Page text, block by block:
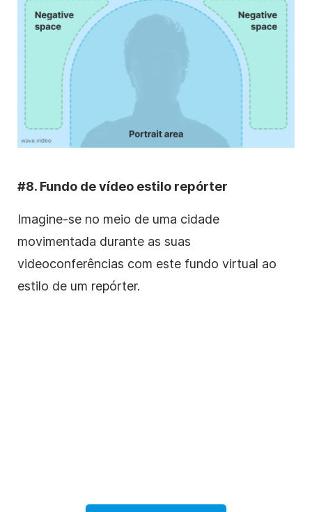
#8. Fundo de vídeo estilo repórter
Imagine-se no meio de uma cidade
movimentada durante as suas
videoconferências com este fundo virtual ao
estilo de um repórter.